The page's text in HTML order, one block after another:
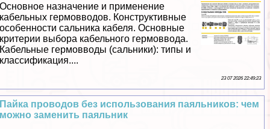
Основное назначение и применение
кабельных гермовводов. Конструктивные
особенности сальника кабеля. Основные
критерии выбора кабельного гермоввода.
Кабельные гермовводы (сальники): типы и
классификация....
23 07 2026 22:49:23
Пайка проводов без использования паяльников: чем
можно заменить паяльник